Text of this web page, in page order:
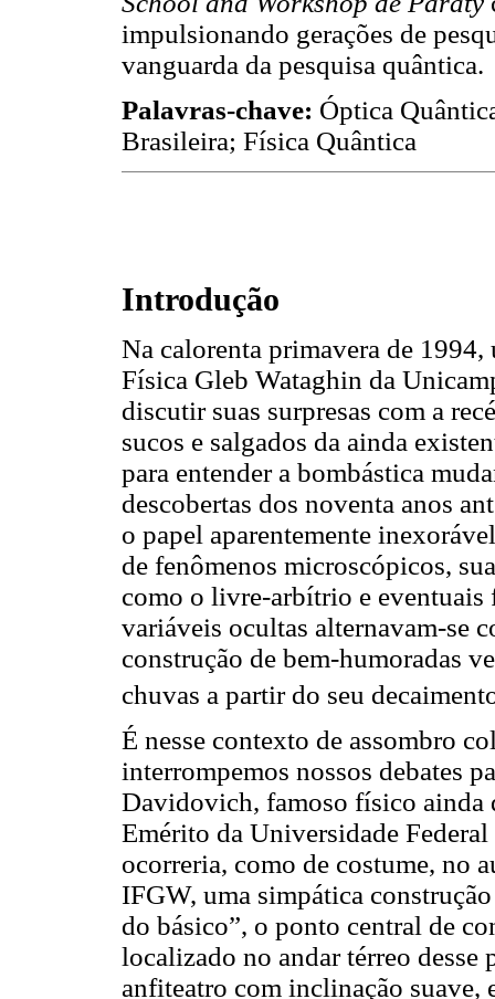
impulsionando gerações de
vanguarda da pesquisa quântica.
Palavras-chave: Óptica
Brasileira; Física Quântica
Introdução
Na calorenta primavera de
Física Gleb Wataghin da
discutir suas surpresas com a
sucos e salgados da ainda
para entender a bombástica
descobertas dos noventa anos
o papel aparentemente
de fenômenos microscópicos,
como o livre-arbítrio e eventuais
variáveis ocultas alternavam-se
construção de bem-humoradas
chuvas a partir do seu
É nesse contexto de assombro
interrompemos nossos debates
Davidovich, famoso físico ainda
Emérito da Universidade
ocorreria, como de costume, no
IFGW, uma simpática
do básico”, o ponto central de
localizado no andar térreo desse
anfiteatro com inclinação suave,